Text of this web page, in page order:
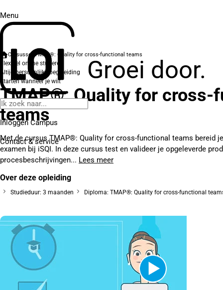
Menu
Groei door.
Inloggen Campus
Contact& service
Cursussen TMAP®: Quality for cross-functional teams
Flexibel online studeren
Altijd persoonlijke begeleiding
Starten wanneer je wilt
TMAP®: Quality for cross-
teams
Met de cursus TMAP®: Quality for cross-functional teams bereid
examen bij iSQI. In deze cursus test en valideer je opgeleverde
procesbeschrijvingen... Lees meer
Over deze opleiding
Studieduur: 3 maanden Diploma: TMAP®: Quality for cross-functional